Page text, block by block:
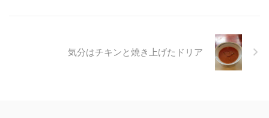
気分はチキンと焼き上げたドリア